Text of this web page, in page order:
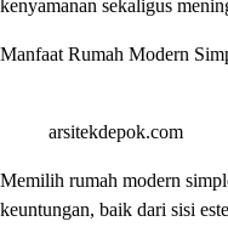
kenyamanan sekaligus
Manfaat Rumah Modern
arsitekdepok.com
Memilih rumah modern
keuntungan, baik dari sisi